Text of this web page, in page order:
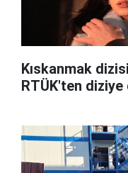
Kıskanmak
RTÜK'ten diziye